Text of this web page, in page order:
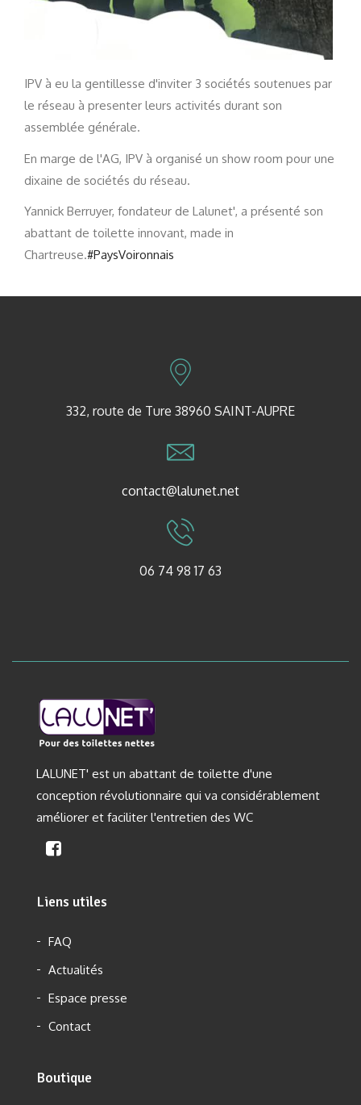
IPV à eu la gentillesse d'inviter 3 sociétés soutenues par
le réseau à presenter leurs activités durant son
assemblée générale.
En marge de l'AG, IPV à organisé un show room pour une
dixaine de sociétés du réseau.
Yannick Berruyer, fondateur de Lalunet', a présenté son
abattant de toilette innovant, made in
Chartreuse.#PaysVoironnais
332, route de Ture 38960 SAINT-AUPRE
contact@lalunet.net
06 74 98 17 63
LALUNET' est un abattant de toilette d'une
conception révolutionnaire qui va considérablement
améliorer et faciliter l'entretien des WC
Liens utiles
FAQ
Actualités
Espace presse
Contact
Boutique